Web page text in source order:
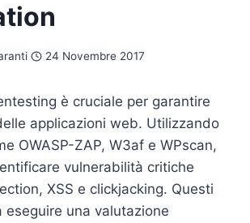
24 Novembre 2017
è cruciale per garantire
applicazioni web. Utilizzando
OWASP-ZAP, W3af e WPscan,
vulnerabilità critiche
XSS e clickjacking. Questi
eseguire una valutazione